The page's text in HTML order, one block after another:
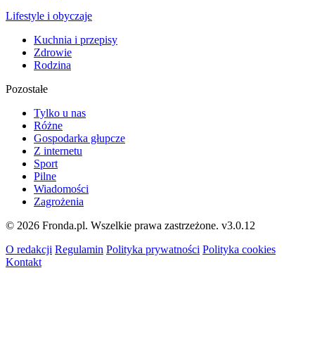
Lifestyle i obyczaje
Kuchnia i przepisy
Zdrowie
Rodzina
Pozostałe
Tylko u nas
Różne
Gospodarka głupcze
Z internetu
Sport
Pilne
Wiadomości
Zagrożenia
© 2026 Fronda.pl. Wszelkie prawa zastrzeżone. v3.0.12
O redakcji Regulamin Polityka prywatności Polityka cookies
Kontakt